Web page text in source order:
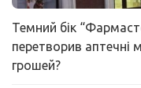
Темний бік
перетворив аптечні
грошей?